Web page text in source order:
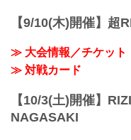
【9/10(木)開催】超
≫ 大会情報／チケット
≫ 対戦カード
【10/3(土)開催】
NAGASAKI